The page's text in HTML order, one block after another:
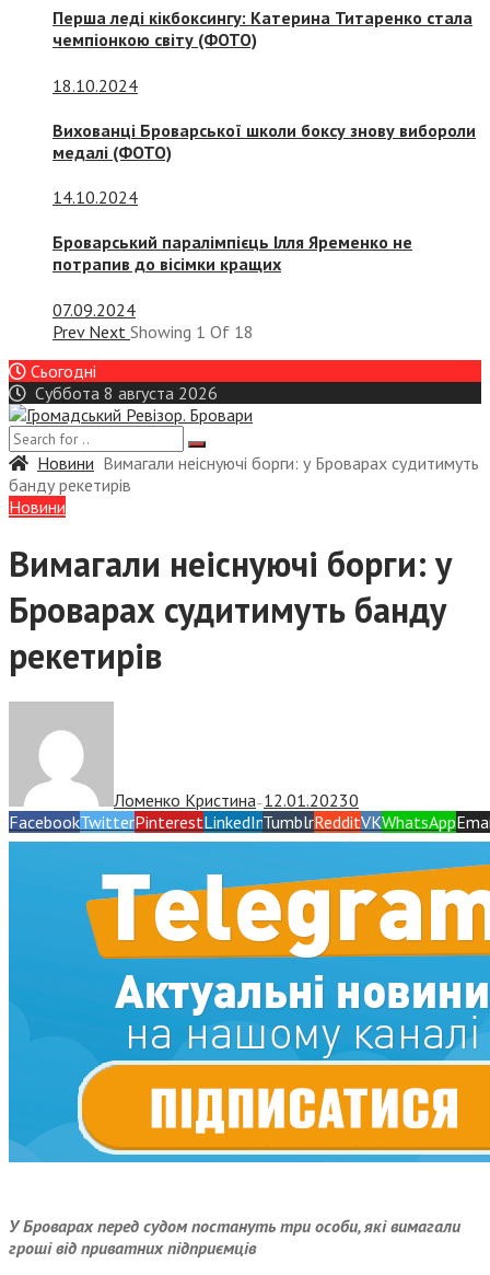
Перша леді кікбоксингу: Катерина Титаренко стала
чемпіонкою світу (ФОТО)
18.10.2024
Вихованці Броварської школи боксу знову вибороли
медалі (ФОТО)
14.10.2024
Броварський паралімпієць Ілля Яременко не
потрапив до вісімки кращих
07.09.2024
Prev Next Showing 1 Of 18
Сьогодні
Суббота 8 августа 2026
Новини Вимагали неіснуючі борги: у Броварах судитимуть
банду рекетирів
Новини
Вимагали неіснуючі борги: у
Броварах судитимуть банду
рекетирів
Ломенко Кристина— 12.01.20230
FacebookTwitterPinterestLinkedInTumblrRedditVKWhatsApp
У Броварах перед судом постануть три особи, які вимагали
гроші від приватних підприємців